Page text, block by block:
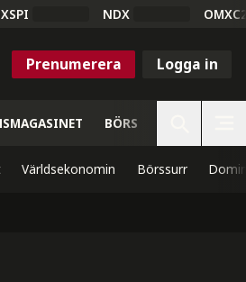
NDX
Prenumerera Logga in
BÖRS
Världsekonomin Börssurr